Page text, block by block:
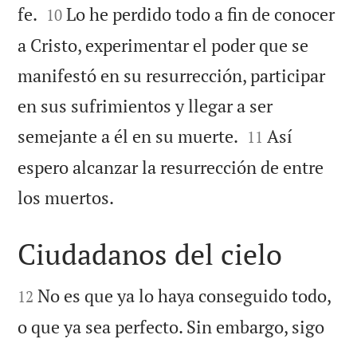
fe. 

10 Lo he perdido todo a fin de conocer
a Cristo, experimentar el poder que se
manifestó en su resurrección, participar
en sus sufrimientos y llegar a ser
semejante a él en su muerte. 

11 Así
espero alcanzar la resurrección de entre
los muertos.

Ciudadanos del cielo

12 No es que ya lo haya conseguido todo,
o que ya sea perfecto. Sin embargo, sigo